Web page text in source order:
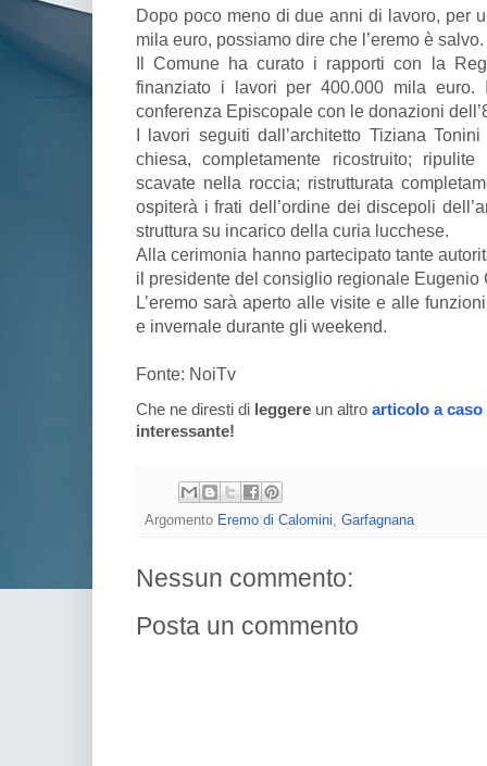
Dopo poco meno di due anni di lavoro, per
mila euro, possiamo dire che l’eremo è salvo.
Il Comune ha curato i rapporti con la
finanziato i lavori per 400.000 mila
conferenza Episcopale con le donazioni
I lavori seguiti dall’architetto Tiziana
chiesa, completamente ricostruito;
scavate nella roccia; ristrutturata
ospiterà i frati dell’ordine dei discepoli
struttura su incarico della curia lucchese.
Alla cerimonia hanno partecipato tante
il presidente del consiglio regionale Eugenio
L’eremo sarà aperto alle visite e alle
e invernale durante gli weekend.
Fonte: NoiTv
Che ne diresti di leggere un altro articolo a caso
interessante!
Argomento Eremo di Calomini Garfagnana
Nessun commento:
Posta un commento